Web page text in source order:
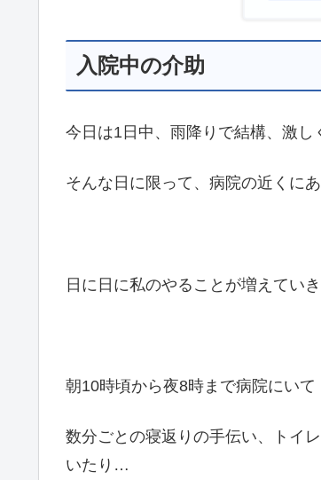
入院中の介助
今日は1日中、雨降りで結構、激し
そんな日に限って、病院の近くに
日に日に私のやることが増えていき
朝10時頃から夜8時まで病院にいて
数分ごとの寝返りの手伝い、トイ
いたり…